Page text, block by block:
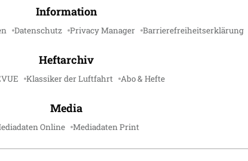
Information
Datenschutz Privacy Manager Barrierefreiheitserklärung
Heftarchiv
Klassiker der Luftfahrt Abo & Hefte
Media
Online Mediadaten Print